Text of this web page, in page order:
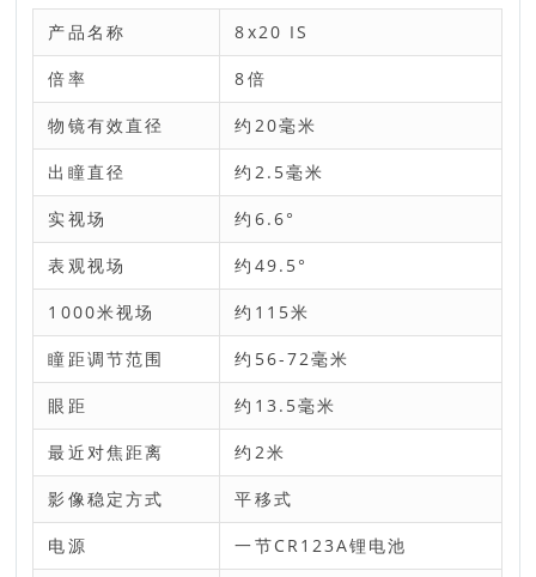
产品名称 8x20 IS
倍率 8倍
物镜有效直径 约20毫米
出瞳直径 约2.5毫米
实视场 约6.6°
表观视场 约49.5°
1000米视场 约115米
瞳距调节范围 约56-72毫米
眼距 约13.5毫米
最近对焦距离 约2米
影像稳定方式 平移式
电源 一节CR123A锂电池